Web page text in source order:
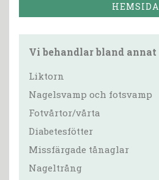
HEMSIDA
Vi behandlar bland annat
Liktorn
Nagelsvamp och fotsvamp
Fotvårtor/vårta
Diabetesfötter
Missfärgade tånaglar
Nageltrång